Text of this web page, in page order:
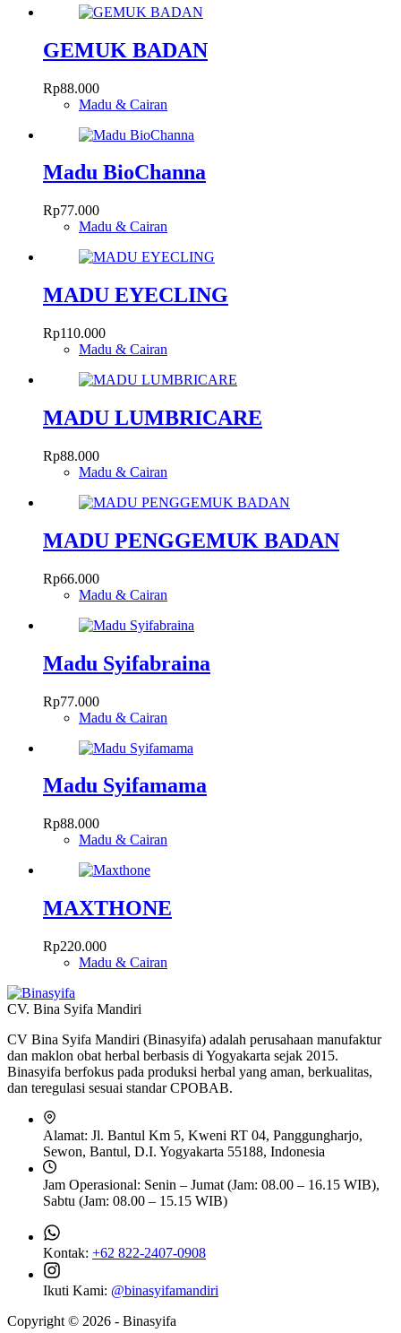
hingga
beberapa
varian.
ini
dapat
diambil
produk
GEMUK BADAN
Rp88.000
Madu & Cairan
Madu BioChanna
Rp77.000
Madu & Cairan
MADU EYECLING
Rp110.000
Madu & Cairan
MADU LUMBRICARE
Rp88.000
Madu & Cairan
MADU PENGGEMUK BADAN
Rp66.000
Madu & Cairan
Madu Syifabraina
Rp77.000
Madu & Cairan
Madu Syifamama
Rp88.000
Madu & Cairan
MAXTHONE
Rp220.000
Madu & Cairan
CV. Bina Syifa Mandiri
CV Bina Syifa Mandiri (Binasyifa) adalah perusahaan manufaktur
dan maklon obat herbal berbasis di Yogyakarta sejak 2015.
Binasyifa berfokus pada produksi herbal yang aman, berkualitas,
dan teregulasi sesuai standar CPOBAB.
Alamat: Jl. Bantul Km 5, Kweni RT 04, Panggungharjo,
Sewon, Bantul, D.I. Yogyakarta 55188, Indonesia
Jam Operasional: Senin – Jumat (Jam: 08.00 – 16.15 WIB),
Sabtu (Jam: 08.00 – 15.15 WIB)
Kontak: +62 822-2407-0908
Ikuti Kami: @binasyifamandiri
Copyright © 2026 - Binasyifa